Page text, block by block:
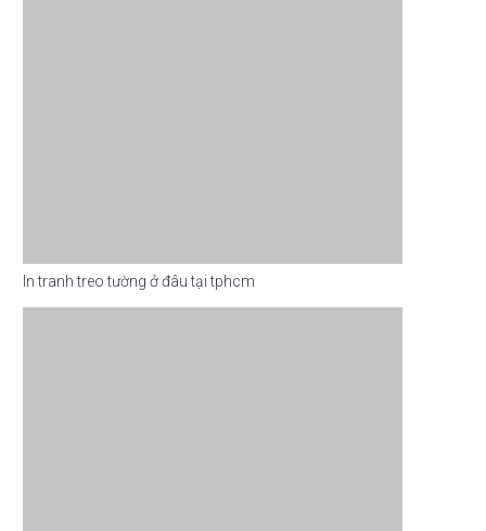
In tranh treo tường ở đâu tại tphcm